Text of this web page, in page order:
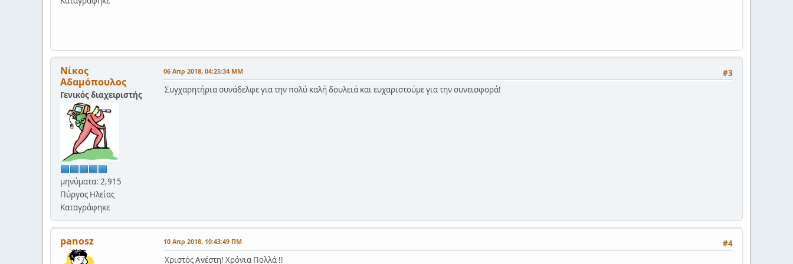
Νίκος
Αδαμόπουλος
Γενικός διαχειριστής
μηνύματα: 2,915
Πύργος Ηλείας
Καταγράφηκε
#3
06 Απρ 2018, 04:25:34 ΜΜ
Συγχαρητήρια συνάδελφε για την πολύ καλή δουλειά και ευχαριστούμε για την συνεισφορά!
panosz #4
10 Απρ 2018, 10:43:49 ΠΜ
Χριστός Ανέστη! Χρόνια Πολλά !!